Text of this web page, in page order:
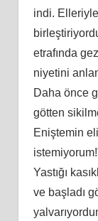
indi. Elleriyle
etrafında
niyetini
Daha önce
götten
Eniştemin
Yastığı
ve başladı